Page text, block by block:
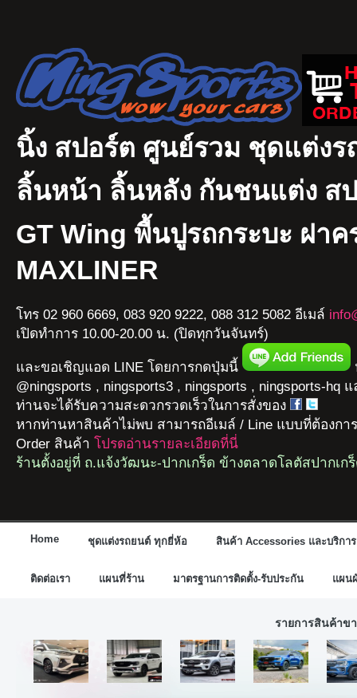
นิ้ง สปอร์ต ศูนย์รวม ชุดแต่งร
ลิ้นหน้า ลิ้นหลัง กันชนแต่ง สป
GT Wing พื้นปูรถกระบะ ฝาค
MAXLINER
โทร 02 960 6669, 083 920 9222, 088 312 5082 อีเมล์
เปิดทำการ 10.00-20.00 น. (ปิดทุกวันจันทร์)
และขอเชิญแอด LINE โดยการกดปุ่มนี้
@ningsports , ningsports3 , ningsports , ningsports-hq
ท่านจะได้รับความสะดวกรวดเร็วในการสั่งของ
หากท่านหาสินค้าไม่พบ สามารถอีเมล์ / Line แบบที่ต้องกา
Order สินค้า โปรดอ่านรายละเอียดที่นี่
ร้านตั้งอยู่ที่ ถ.แจ้งวัฒนะ-ปากเกร็ด ข้างตลาดโลตัสปากเก
Home ชุดแต่งรถยนต์ ทุกยี่ห้อ สินค้า Accessories และบริการ
ติดต่อเรา แผนที่ร้าน มาตรฐานการติดตั้ง-รับประกัน แผน
รายการสินค้าข